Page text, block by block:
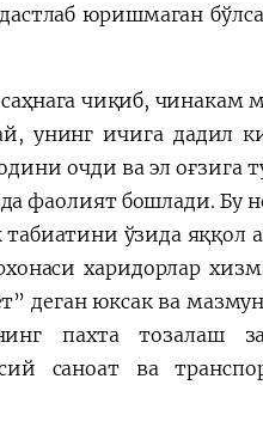
юришмаган
чиқиб, чинакам
унинг ичига дадил
очди ва эл оғзига
фаолият бошлади. Бу
ўзида яққол
харидорлар
деган юксак ва
пахта тозалаш
саноат ва